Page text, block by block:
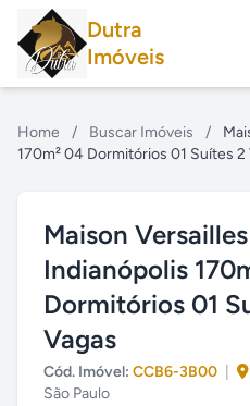
Dutra
Imóveis
Home / Buscar Imóveis /
170m² 04 Dormitórios 01 Suítes 2
Maison Versailles
Indianópolis
Dormitórios 01
Vagas
Cód. Imóvel: CCB6-3B00
São Paulo